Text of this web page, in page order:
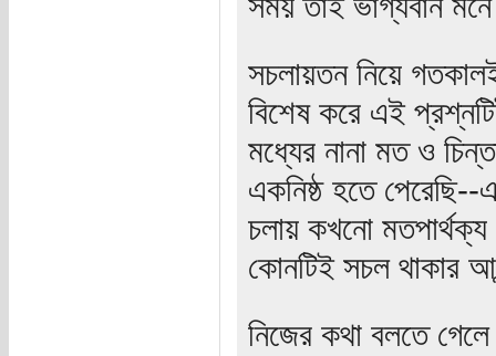
সচলায়তন নিয়ে
বিশেষ করে এই
মধ্যের নানা মত ও
একনিষ্ঠ হতে
চলায় কখনো
কোনটিই সচল থাকার
নিজের কথা বলতে